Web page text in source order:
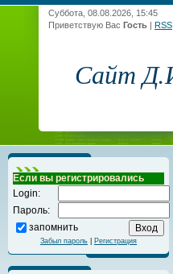
Суббота, 08.08.2026, 15:45
Приветствую Вас Гость | RSS
Сайт
Если вы регистрировались
Login:
Пароль:
запомнить
Забыл пароль Регистрация